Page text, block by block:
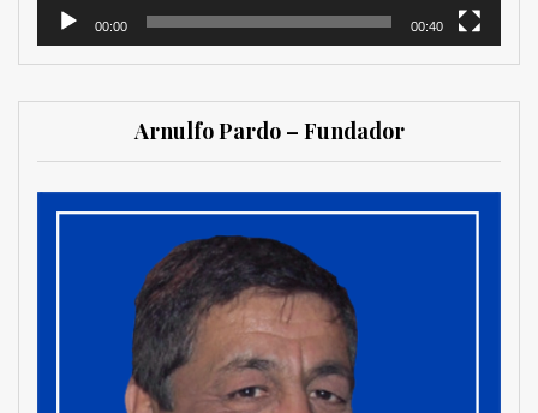
00:00 00:40
Arnulfo Pardo – Fundador